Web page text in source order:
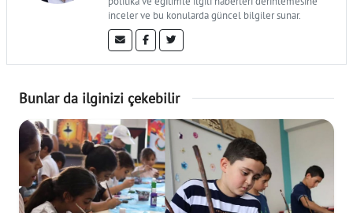
inceler ve bu konularda güncel bilgiler sunar.
Bunlar da ilginizi çekebilir